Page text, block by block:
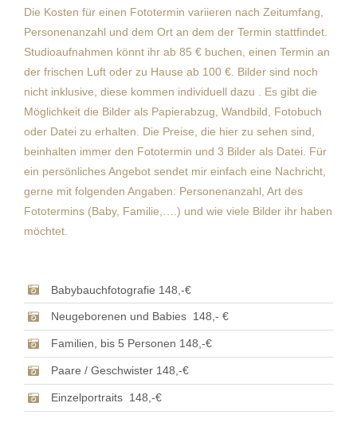
Die Kosten für einen Fototermin variieren nach Zeitumfang,
Personenanzahl und dem Ort an dem der Termin stattfindet.
Studioaufnahmen könnt ihr ab 85 € buchen, einen Termin an
der frischen Luft oder zu Hause ab 100 €. Bilder sind noch
nicht inklusive, diese kommen individuell dazu . Es gibt die
Möglichkeit die Bilder als Papierabzug, Wandbild, Fotobuch
oder Datei zu erhalten. Die Preise, die hier zu sehen sind,
beinhalten immer den Fototermin und 3 Bilder als Datei. Für
ein persönliches Angebot sendet mir einfach eine Nachricht,
gerne mit folgenden Angaben: Personenanzahl, Art des
Fototermins (Baby, Familie,….) und wie viele Bilder ihr haben
möchtet.
Babybauchfotografie 148,-€
Neugeborenen und Babies 148,- €
Familien, bis 5 Personen 148,-€
Paare / Geschwister 148,-€
Einzelportraits 148,-€